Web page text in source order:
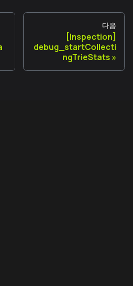
다음
[Inspection]
debug_startCollecti
ngTrieStats